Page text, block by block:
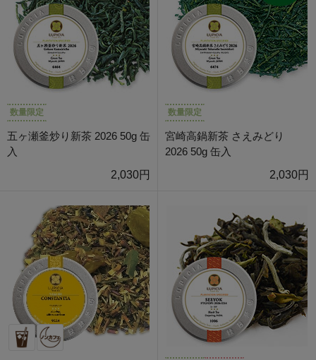
数量限定
五ヶ瀬釜炒り新茶 2026 50g 缶
入
2,030円
数量限定
宮崎高鍋新茶 さえみどり
2026 50g 缶入
2,030円